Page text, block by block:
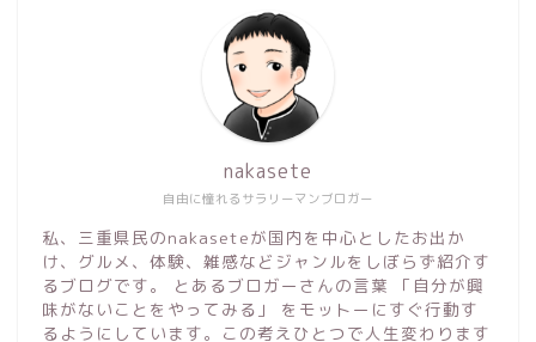
自由に憧れるサラリーマンブロガー
nakasete
私、三重県民のnakaseteが国内を中心としたお出か
け、グルメ、体験、雑感などジャンルをしぼらず紹介す
るブログです。 とあるブロガーさんの言葉 「自分が興
味がないことをやってみる」 をモットーにすぐ行動す
るようにしています。この考えひとつで人生変わります